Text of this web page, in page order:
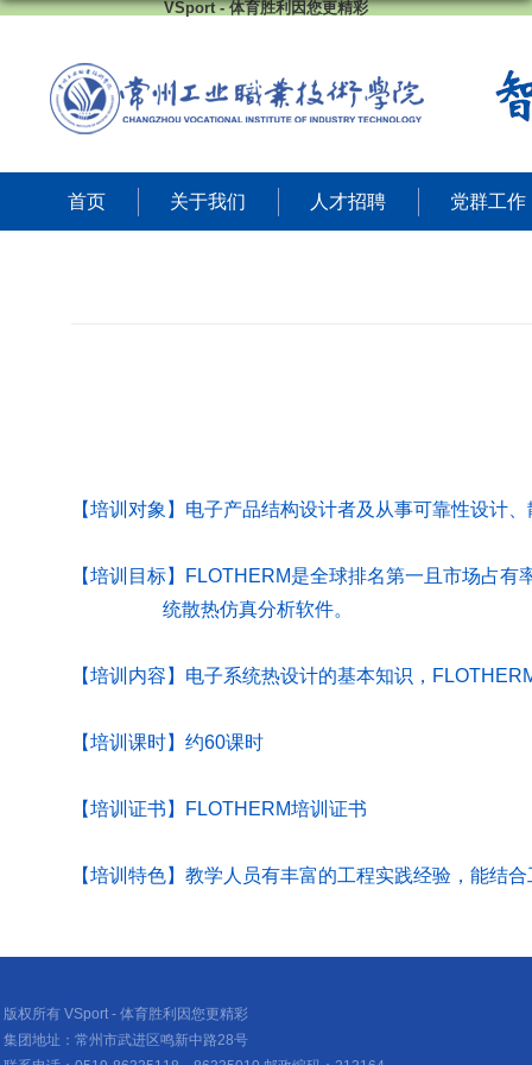
VSport - 体育胜利因您更精彩
首页 关于我们 人才招聘 党群工作
【培训对象】电子产品结构设计者及从事可靠性设计
【培训目标】 FLOTHERM是全球排名第一且市场占有
统散热仿真分析软件。
【培训内容】电子系统热设计的基本知识，
【培训课时】约60课时
【培训证书】 FLOTHERM培训证书
【培训特色】教学人员有丰富的工程实践经验，能结
版权所有 VSport - 体育胜利因您更精彩
集团地址：常州市武进区鸣新中路28号